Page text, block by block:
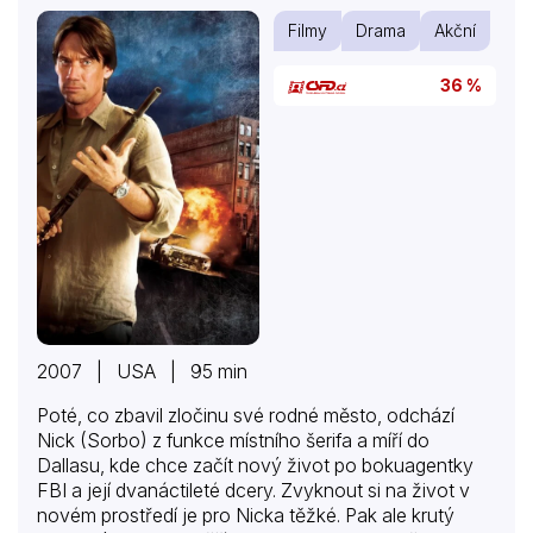
Filmy Drama Akční
36 %
2007 | USA | 95 min
Poté, co zbavil zločinu své rodné město, odchází
Nick (Sorbo) z funkce místního šerifa a míří do
Dallasu, kde chce začít nový život po bokuagentky
FBI a její dvanáctileté dcery. Zvyknout si na život v
novém prostředí je pro Nicka těžké. Pak ale krutý